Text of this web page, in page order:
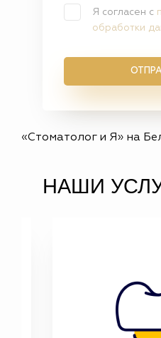
Я согласен с
обработки
«Стоматолог и Я» на
НАШИ